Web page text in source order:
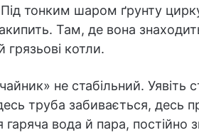
тонким шаром ґрунту
Там, де вона
котли.
не стабільний. Уявіть
труба забивається,
гаряча вода й пара, постійно